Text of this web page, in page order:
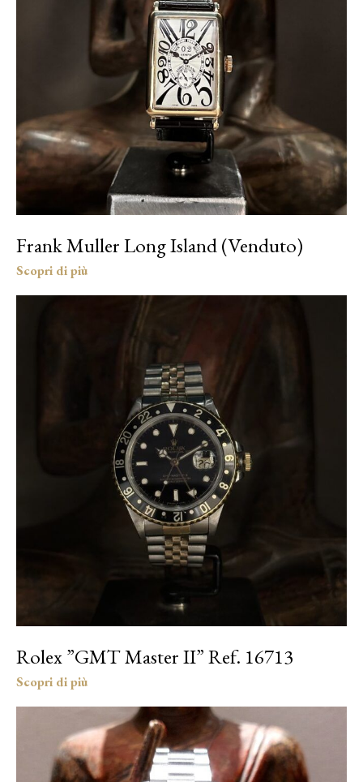
Frank Muller Long Island (Venduto)
Rolex ”GMT Master II” Ref. 16713